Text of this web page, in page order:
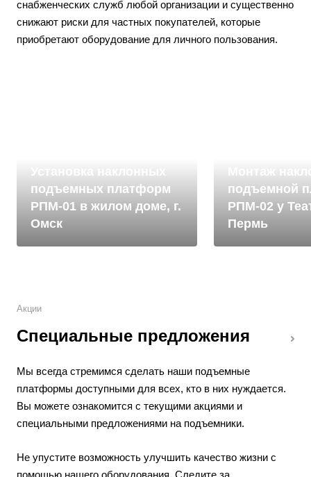
снабженческих служб любой организации и существенно
снижают риски для частных покупателей, которые
приобретают оборудование для личного пользования.
Установка наклонных
подъемных платформ
РПМ-01 в жилом доме, г.
Омск
Монтаж
подъемной
РПМ-02 у
Пермь
Акции
Специальные предложения
Мы всегда стремимся сделать наши подъемные
платформы доступными для всех, кто в них нуждается.
Вы можете ознакомится с текущими акциями и
специальными предложениями на подъемники.
Не упустите возможность улучшить качество жизни с